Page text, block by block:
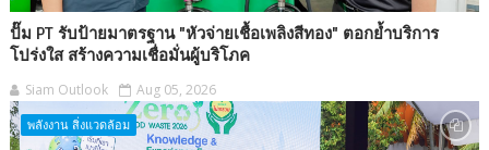
ปั๊ม PT รับป้ายมาตรฐาน "หัวจ่ายเชื้อเพลิงสีทอง" ตอกย้ำบริการ
โปร่งใส สร้างความเชื่อมั่นผู้บริโภค
Siam Outlook Aug 05, 2026
พลังงาน สิ่งแวดล้อม